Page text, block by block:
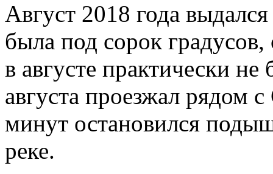
Август 2018 года
была под сорок
в августе практически
августа проезжал рядом
минут остановился
реке.